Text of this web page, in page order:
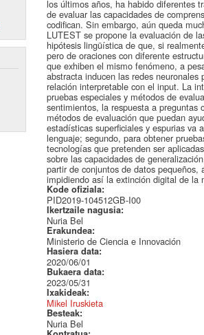
los últimos años, ha habido diferentes
de evaluar las capacidades de
codifican. Sin embargo, aún queda
LUTEST se propone la evaluación de
hipótesis lingüística de que, si
pero de oraciones con diferente
que exhiben el mismo fenómeno, a
abstracta inducen las redes
relación interpretable con el input. La
pruebas especiales y métodos de
sentimientos, la respuesta a
métodos de evaluación que puedan
estadísticas superficiales y espurias va
lenguaje; segundo, para obtener
tecnologías que pretenden ser
sobre las capacidades de
partir de conjuntos de datos pequeños,
impidiendo así la extinción digital de la
Kode ofiziala:
PID2019-104512GB-I00
Ikertzaile nagusia:
Nuria Bel
Erakundea:
Ministerio de Ciencia e Innovación
Hasiera data:
2020/06/01
Bukaera data:
2023/05/31
Ixakideak:
Mikel Iruskieta
Besteak:
Nuria Bel